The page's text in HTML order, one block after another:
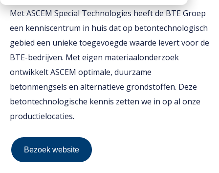
Downloads
Werken bij
Met ASCEM Special Technologies heeft de BTE Groep
een kenniscentrum in huis dat op betontechnologisch
gebied een unieke toegevoegde waarde levert voor de
BTE-bedrijven. Met eigen materiaalonderzoek
ontwikkelt ASCEM optimale, duurzame
betonmengsels en alternatieve grondstoffen. Deze
betontechnologische kennis zetten we in op al onze
productielocaties.
Bezoek website